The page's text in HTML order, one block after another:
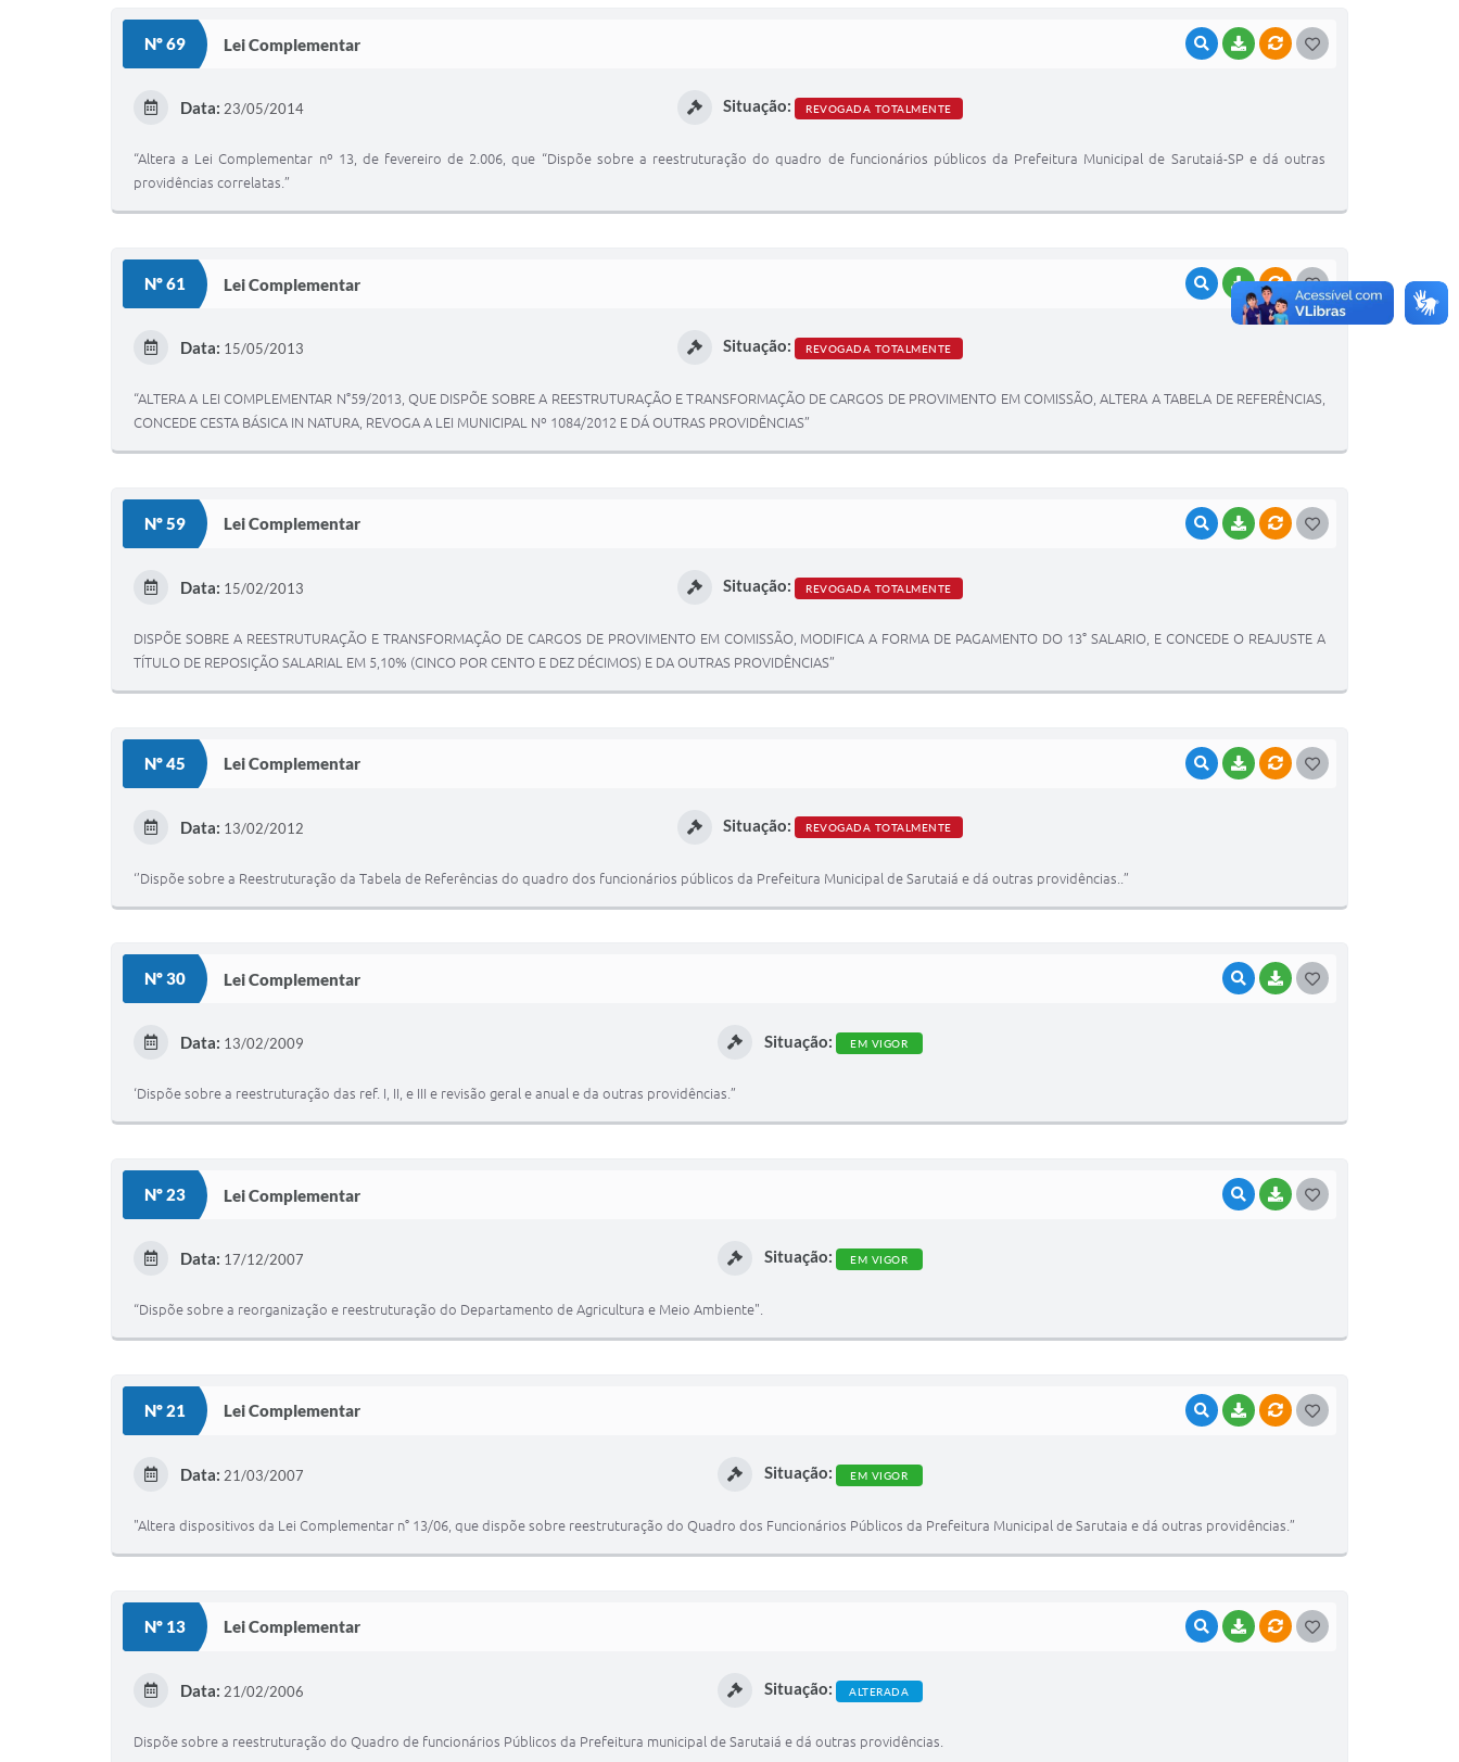
Nº 69 Lei Complementar VISUALIZAR
BAIXARVÍNCULOS
I
Data: 23/05/2014 Situação: REVOGADA TOTALMENTE
“Altera a Lei Complementar nº 13, de fevereiro de 2.006, que “Dispõe sobre a reestruturação do quadro de funcionários públicos da Prefeitura Municipal de Sarutaiá-SP e dá outras
providências correlatas.”
Nº 61 Lei Complementar VISUALIZAR
BAIXARVÍNCULOS
G
O
I
Data: 15/05/2013 Situação: REVOGADA TOTALMENTE
“ALTERA A LEI COMPLEMENTAR N°59/2013, QUE DISPÕE SOBRE A REESTRUTURAÇÃO E TRANSFORMAÇÃO DE CARGOS DE PROVIMENTO EM COMISSÃO, ALTERA A TABELA DE REFERÊNCIAS,
CONCEDE CESTA BÁSICA IN NATURA, REVOGA A LEI MUNICIPAL Nº 1084/2012 E DÁ OUTRAS PROVIDÊNCIAS”
Nº 59 Lei Complementar VISUALIZAR
BAIXARVÍNCULOS
I
Data: 15/02/2013 Situação: REVOGADA TOTALMENTE
DISPÕE SOBRE A REESTRUTURAÇÃO E TRANSFORMAÇÃO DE CARGOS DE PROVIMENTO EM COMISSÃO, MODIFICA A FORMA DE PAGAMENTO DO 13° SALARIO, E CONCEDE O REAJUSTE A
TÍTULO DE REPOSIÇÃO SALARIAL EM 5,10% (CINCO POR CENTO E DEZ DÉCIMOS) E DA OUTRAS PROVIDÊNCIAS”
Nº 45 Lei Complementar VISUALIZAR
BAIXARVÍNCULOS
Data: 13/02/2012 Situação: REVOGADA TOTALMENTE
‘’Dispõe sobre a Reestruturação da Tabela de Referências do quadro dos funcionários públicos da Prefeitura Municipal de Sarutaiá e dá outras providências..”
Nº 30 Lei Complementar VISUALIZAR
BAIXAR
Data: 13/02/2009 Situação: EM VIGOR
‘Dispõe sobre a reestruturação das ref. I, II, e III e revisão geral e anual e da outras providências.”
Nº 23 Lei Complementar VISUALIZAR
BAIXAR
Data: 17/12/2007 Situação: EM VIGOR
“Dispõe sobre a reorganização e reestruturação do Departamento de Agricultura e Meio Ambiente".
Nº 21 Lei Complementar VISUALIZAR
BAIXARVÍNCULOS
Data: 21/03/2007 Situação: EM VIGOR
"Altera dispositivos da Lei Complementar n° 13/06, que dispõe sobre reestruturação do Quadro dos Funcionários Públicos da Prefeitura Municipal de Sarutaia e dá outras providências.”
Nº 13 Lei Complementar VISUALIZAR
BAIXARVÍNCULOS
Data: 21/02/2006 Situação: ALTERADA
Dispõe sobre a reestruturação do Quadro de funcionários Públicos da Prefeitura municipal de Sarutaiá e dá outras providências.